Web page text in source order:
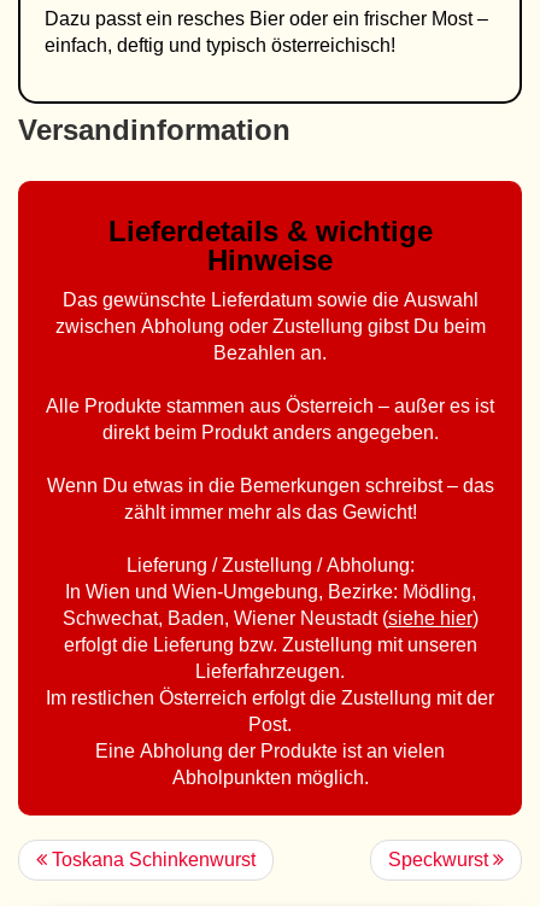
Dazu passt ein resches Bier oder ein frischer Most –
einfach, deftig und typisch österreichisch!
Versandinformation
Lieferdetails & wichtige
Hinweise
Das gewünschte Lieferdatum sowie die Auswahl
zwischen Abholung oder Zustellung gibst Du beim
Bezahlen an.
Alle Produkte stammen aus Österreich – außer es ist
direkt beim Produkt anders angegeben.
Wenn Du etwas in die Bemerkungen schreibst – das
zählt immer mehr als das Gewicht!
Lieferung / Zustellung / Abholung:
In Wien und Wien-Umgebung, Bezirke: Mödling,
Schwechat, Baden, Wiener Neustadt (siehe hier)
erfolgt die Lieferung bzw. Zustellung mit unseren
Lieferfahrzeugen.
Im restlichen Österreich erfolgt die Zustellung mit der
Post.
Eine Abholung der Produkte ist an vielen
Abholpunkten möglich.
Toskana Schinkenwurst Speckwurst